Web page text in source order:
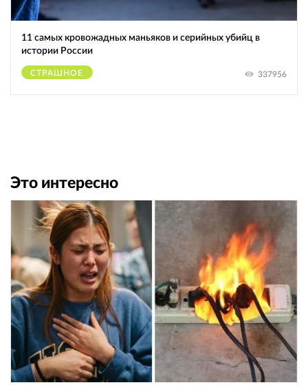
11 самых кровожадных маньяков и серийных убийц в
истории России
СТРАШНОЕ 337956
Это интересно